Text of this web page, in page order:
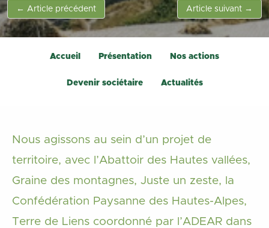
← Article précédent Article suivant →
Accueil Présentation Nos actions
Devenir sociétaire Actualités
Nous agissons au sein d’un projet de
territoire, avec l’Abattoir des Hautes vallées,
Graine des montagnes, Juste un zeste, la
Confédération Paysanne des Hautes-Alpes,
Terre de Liens coordonné par l’ADEAR dans